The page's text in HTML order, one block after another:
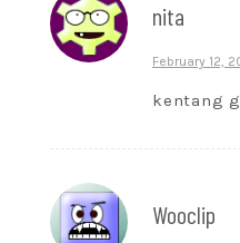
nita
February 12,
kentang
Wooclip